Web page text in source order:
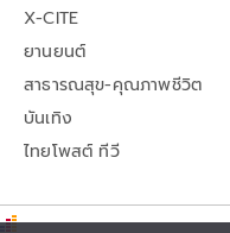
X-CITE
ยานยนต์
สาธารณสุข-คุณภาพชีวิต
บันเทิง
ไทยโพสต์ ทีวี